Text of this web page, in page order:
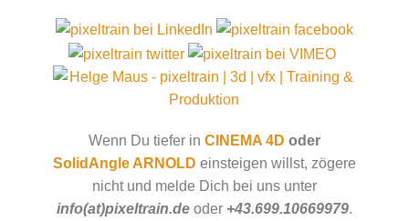
Wenn Du tiefer in CINEMA 4D oder
SolidAngle ARNOLD einsteigen willst, zögere
nicht und melde Dich bei uns unter
info(at)pixeltrain.deoder +43.699.10669979.